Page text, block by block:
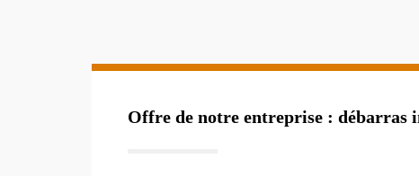
Offre de notre entreprise : débarras